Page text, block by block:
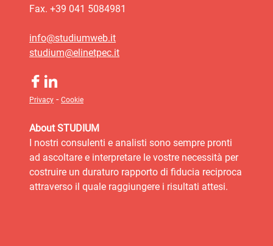
Fax. +39 041 5084981
info@studiumweb.it
studium@elinetpec.it
Privacy - Cookie
About STUDIUM
I nostri consulenti e analisti sono sempre pronti
ad ascoltare e interpretare le vostre necessità per
costruire un duraturo rapporto di fiducia reciproca
attraverso il quale raggiungere i risultati attesi.